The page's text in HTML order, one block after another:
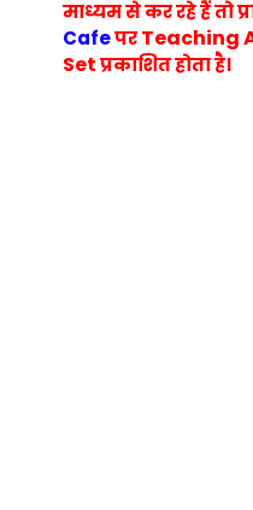
माध्यम से कर रहे हैं तो
CafeपरTeaching
Setप्रकाशित होता है।